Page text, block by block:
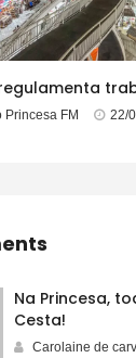
Princesa FM 22/
Na Princesa,
Cesta!
Carolaine de